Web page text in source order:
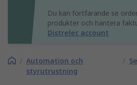
Du kan fortfarande se
produkter och hantera
Distrelec account
/ Automation och
styrutrustning
/